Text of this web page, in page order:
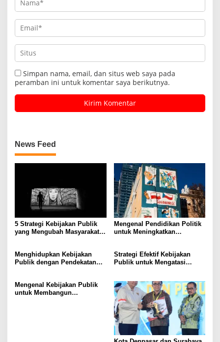
Simpan nama, email, dan situs web saya pada
peramban ini untuk komentar saya berikutnya.
News Feed
5 Strategi Kebijakan Publik
yang Mengubah Masyarakat
Mengenal Pendidikan Politik
untuk Meningkatkan
Menghidupkan Kebijakan
Publik dengan Pendekatan
Strategi Efektif Kebijakan
Publik untuk Mengatasi
Mengenal Kebijakan Publik
untuk Membangun